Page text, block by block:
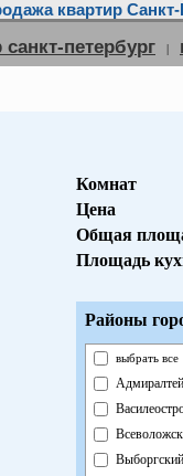
квартир Санкт-
петербург |
Комнат
Цена
Общая
Площадь
Районы
выбрать все
Выборгский